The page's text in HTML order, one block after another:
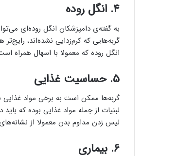
۴. انگل روده
به گفته‌ی دامپزشکان انگل روده‌‌ای
گربه‌هایی که کرم‌زدایی نشده‌اند،
انگل روده که معمولا با اسهال همراه
۵. حساسیت غذایی
گربه‌ها ممکن است به برخی مواد
لبنیات از جمله مواد غذایی بوده که
لیس زدن مداوم بدن معمولا از
۶. بیماری